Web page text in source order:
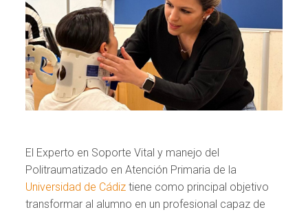
El Experto en Soporte Vital y manejo del
Politraumatizado en Atención Primaria de la
Universidad de Cádiz tiene como principal objetivo
transformar al alumno en un profesional capaz de